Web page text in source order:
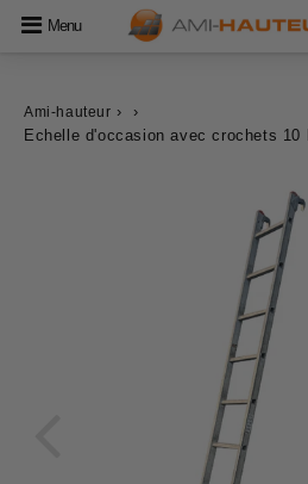
Menu
Ami-hauteur ›
›
Echelle d'occasion avec crochets 10